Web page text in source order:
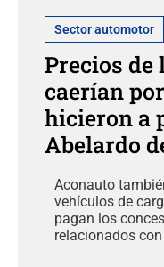
Sector automotor
Precios de
caerían
hicieron a
Abelardo
Aconauto
vehículos de
pagan los
relacionados